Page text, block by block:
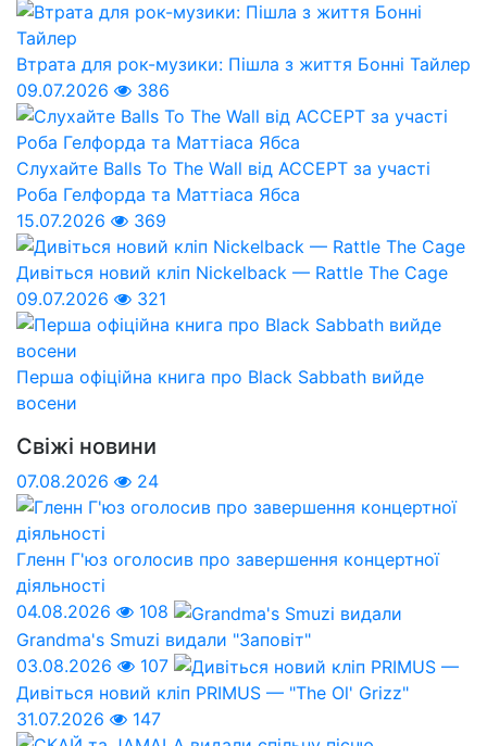
Втрата для рок-музики: Пішла з життя Бонні Тайлер
09.07.2026
386
Слухайте Balls To The Wall від ACCEPT за участі
Роба Гелфорда та Маттіаса Ябса
15.07.2026
369
Дивіться новий кліп Nickelback — Rattle The Cage
09.07.2026
321
Перша офіційна книга про Black Sabbath вийде
восени
Свіжі новини
07.08.2026 24
Гленн Г'юз оголосив про завершення концертної
діяльності
04.08.2026
108
Grandma's Smuzi видали "Заповіт"
03.08.2026
107
Дивіться новий кліп PRIMUS — "The Ol' Grizz"
31.07.2026
147